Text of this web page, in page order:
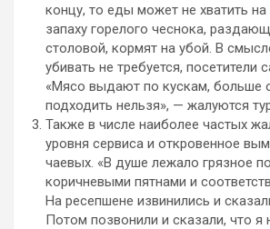
концу, то еды может не хватить на
запаху горелого чеснока,
столовой, кормят на убой. В
убивать не требуется, посетители
«Мясо выдают по кускам, больше
подходить нельзя», — жалуются
Также в числе наиболее частых
уровня сервиса и откровенное
чаевых. «В душе лежало грязное
коричневыми пятнами и
На ресепшене извинились и
Потом позвонили и сказали, что я